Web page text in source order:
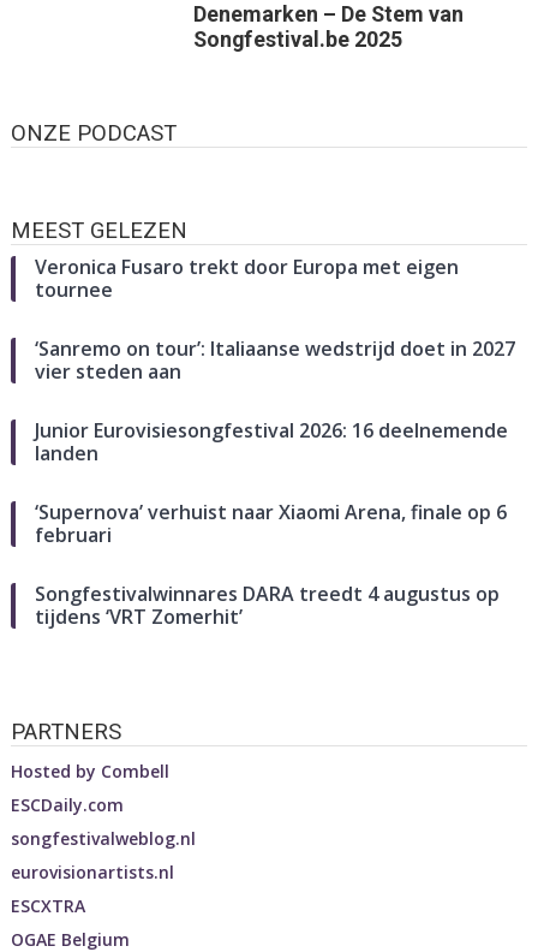
Denemarken – De Stem van
Songfestival.be 2025
ONZE PODCAST
MEEST GELEZEN
Veronica Fusaro trekt door Europa met eigen
tournee
‘Sanremo on tour’: Italiaanse wedstrijd doet in 2027
vier steden aan
Junior Eurovisiesongfestival 2026: 16 deelnemende
landen
‘Supernova’ verhuist naar Xiaomi Arena, finale op 6
februari
Songfestivalwinnares DARA treedt 4 augustus op
tijdens ‘VRT Zomerhit’
PARTNERS
Hosted by Combell
ESCDaily.com
songfestivalweblog.nl
eurovisionartists.nl
ESCXTRA
OGAE Belgium